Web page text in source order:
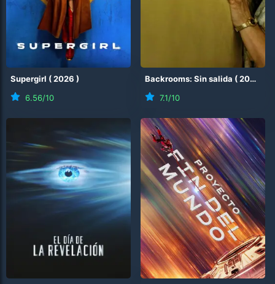
Supergirl (2026 )
6.56/10
Backrooms: Sin salida (2026
7.1/10